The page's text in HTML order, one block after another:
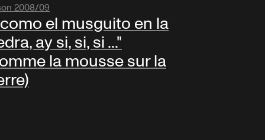
2008/09
como el musguito en la
ay si, si, si ..."
la mousse sur la